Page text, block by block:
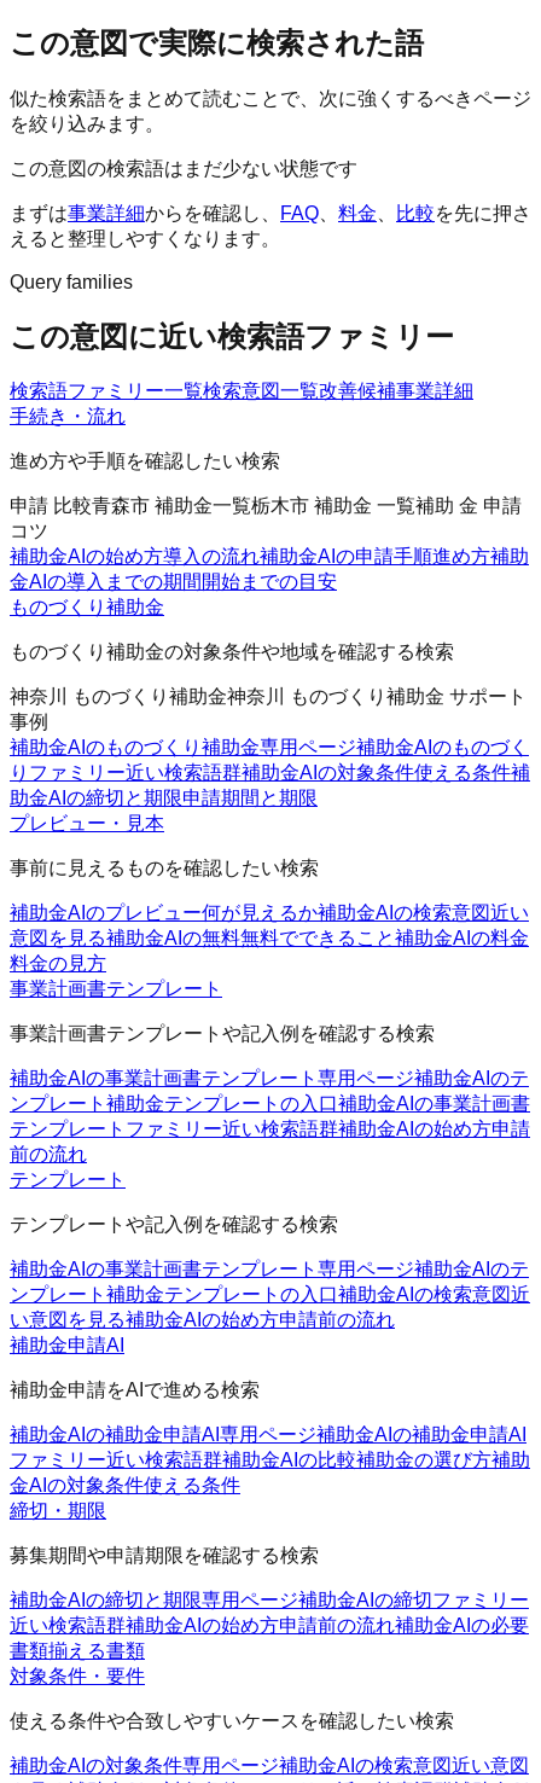
この意図で実際に検索された語
似た検索語をまとめて読むことで、次に強くするべきページ
を絞り込みます。
この意図の検索語はまだ少ない状態です
まずは事業詳細からを確認し、 FAQ 料金 比較を先に押さ
えると整理しやすくなります。
Query families
この意図に近い検索語ファミリー
検索語ファミリー一覧検索意図一覧改善候補事業詳細
手続き・流れ
進め方や手順を確認したい検索
申請 比較青森市 補助金一覧栃木市 補助金 一覧補助 金 申請
コツ
補助金AIの始め方導入の流れ補助金AIの申請手順進め方補助
金AIの導入までの期間 開始までの目安
ものづくり補助金
ものづくり補助金の対象条件や地域を確認する検索
神奈川 ものづくり補助金神奈川 ものづくり補助金 サポート
事例
補助金AIのものづくり補助金専用ページ補助金AIのものづく
りファミリー近い検索語群補助金AIの対象条件使える条件補
助金AIの締切と期限申請期間と期限
プレビュー・見本
事前に見えるものを確認したい検索
補助金AIのプレビュー何が見えるか補助金AIの検索意図近い
意図を見る補助金AIの無料無料でできること補助金AIの料金
料金の見方
事業計画書テンプレート
事業計画書テンプレートや記入例を確認する検索
補助金AIの事業計画書テンプレート 専用ページ補助金AIのテ
ンプレート 補助金テンプレートの入口補助金AIの事業計画書
テンプレートファミリー近い検索語群補助金AIの始め方申請
前の流れ
テンプレート
テンプレートや記入例を確認する検索
補助金AIの事業計画書テンプレート 専用ページ補助金AIのテ
ンプレート 補助金テンプレートの入口補助金AIの検索意図近
い意図を見る補助金AIの始め方申請前の流れ
補助金申請AI
補助金申請をAIで進める検索
補助金AIの補助金申請AI 専用ページ補助金AIの補助金申請AI
ファミリー近い検索語群補助金AIの比較補助金の選び方補助
金AIの対象条件使える条件
締切・期限
募集期間や申請期限を確認する検索
補助金AIの締切と期限専用ページ補助金AIの締切ファミリー
近い検索語群補助金AIの始め方申請前の流れ補助金AIの必要
書類揃える書類
対象条件・要件
使える条件や合致しやすいケースを確認したい検索
補助金AIの対象条件専用ページ補助金AIの検索意図近い意図